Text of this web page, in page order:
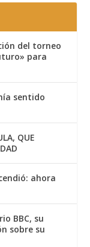
del torneo
para
sentido
QUE
ahora
BBC, su
sobre su